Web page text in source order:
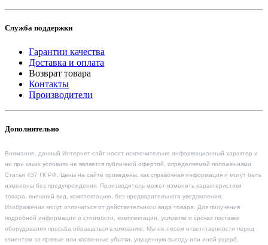
Служба поддержки
Гарантии качества
Доставка и оплата
Возврат товара
Контакты
Производители
Дополнительно
Внимание, данный Интернет-сайт носит исключительно информационный характер и
ни при каких условиях не является публичной офертой, определяемой положениями
Статьи 437 ГК РФ. Цены на сайте приведены, как справочная информация и могут быть
изменены без предупреждения. Производитель может изменить характеристики
товара, внешний вид, комплектацию, без предварительного уведомления.
Изображения могут отличаться от действительного вида товара. Для получения
подробной информации о стоимости, комплектации, условиях и сроках поставки
оборудования просьба обращаться в компанию. Мы не несем ответственности перед
клиентом за прямые или косвенные убытки, упущенную выгоду или иной ущерб,